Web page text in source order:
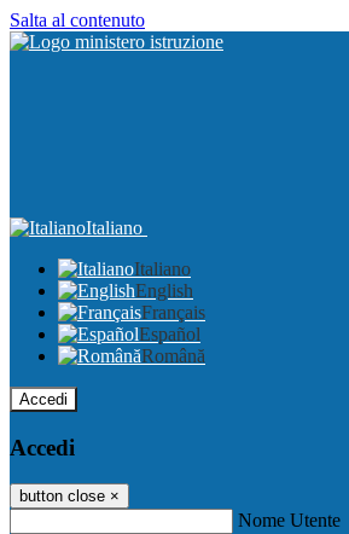
Salta al contenuto
Italiano
Italiano
English
Français
Español
Română
Accedi
Accedi
button close ×
Nome Utente